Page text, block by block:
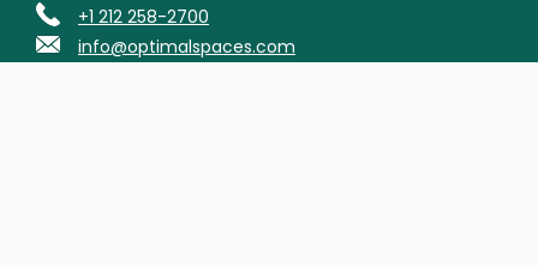
+1 212 258-2700
info@optimalspaces.com